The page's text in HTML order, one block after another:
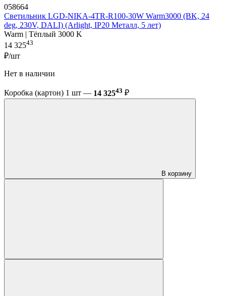
058664
Светильник LGD-NIKA-4TR-R100-30W Warm3000 (BK, 24
deg, 230V, DALI) (Arlight, IP20 Металл, 5 лет)
Warm | Тёплый 3000 K
14 32543
₽/шт
Нет в наличии
Коробка (картон) 1 шт — 14 32543 ₽
В корзину